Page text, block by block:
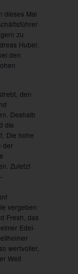
dieses Mal
zu
Huber.
den
den
Deshalb
die
Die hohe
der
Zuletzt
vergeben
Fresh, das
Edel-
wertvoller,
Welt